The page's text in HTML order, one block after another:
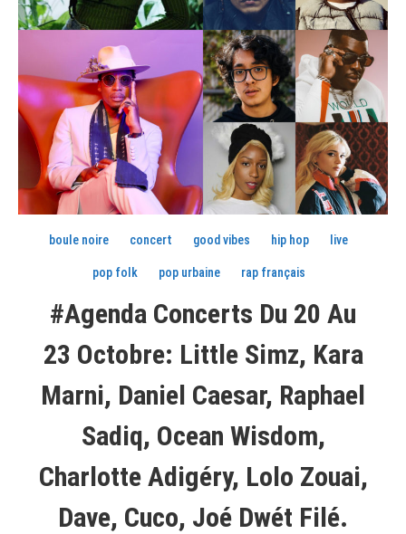
boule noire concert good vibes hip hop live
pop folk pop urbaine rap français
#Agenda Concerts Du 20 Au
23 Octobre: Little Simz, Kara
Marni, Daniel Caesar, Raphael
Sadiq, Ocean Wisdom,
Charlotte Adigéry, Lolo Zouai,
Dave, Cuco, Joé Dwét Filé.